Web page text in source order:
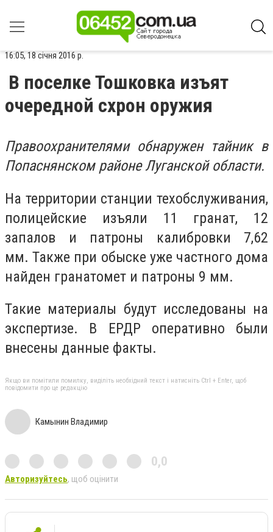
16:05, 18 січня 2016 р.
В поселке Тошковка изъят
очередной схрон оружия
Правоохранителями обнаружен тайник в
Попаснянском районе Луганской области.
На территории станции техобслуживания,
полицейские изъяли 11 гранат, 12
запалов и патроны калибровки 7,62
мм. Также при обыске уже частного дома
найден гранатомет и патроны 9 мм.
Такие материалы будут исследованы на
экспертизе. В ЕРДР оперативно были
внесены данные факты.
Якщо ви помітили помилку, виділіть необхідний текст і натисніть Ctrl + Enter, щоб
повідомити про це редакцію
Камынин Владимир
0,0
Авторизуйтесь, щоб оцінити